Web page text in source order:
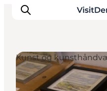
Inspirasjon
Kunst og